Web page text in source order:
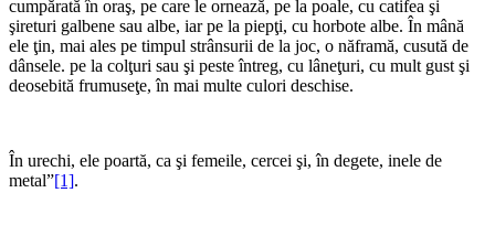
cumpărată în oraş, pe care le ornează, pe la poale, cu catifea şi
şireturi galbene sau albe, iar pe la piepţi, cu horbote albe. În mână
ele ţin, mai ales pe timpul strânsurii de la joc, o năframă, cusută de
dânsele. pe la col­ţuri sau şi peste întreg, cu lâneţuri, cu mult gust şi
deo­sebită frumuseţe, în mai multe culori deschise.
În urechi, ele poartă, ca şi femeile, cercei şi, în degete, inele de
metal”[1].